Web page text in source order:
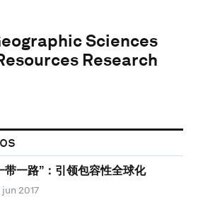
Sciences
Research
带一路”：引领包容性全球化
jun 2017